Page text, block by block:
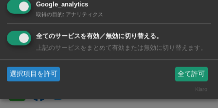
高齢女性を襲ったひったくり犯に
猛反撃 素手で立ち向かった「三
女傑」の勇姿が話題に
SNSで毎日ニュースを配信中！
Google_analytics
取得の目的: アナリティクス
全てのサービスを有効／無効に切り替える。
上記のサービスをまとめて有効または無効に切り替えます。
選択項目を許可 全て許可
Klaro